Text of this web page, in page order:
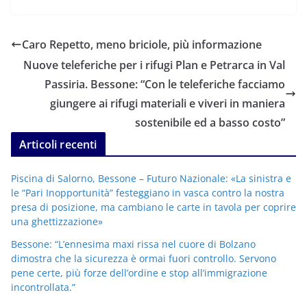
Caro Repetto, meno briciole, più informazione
Nuove teleferiche per i rifugi Plan e Petrarca in Val
Passiria. Bessone: “Con le teleferiche facciamo
giungere ai rifugi materiali e viveri in maniera
sostenibile ed a basso costo”
Articoli recenti
Piscina di Salorno, Bessone – Futuro Nazionale: «La sinistra e
le “Pari Inopportunità” festeggiano in vasca contro la nostra
presa di posizione, ma cambiano le carte in tavola per coprire
una ghettizzazione»
Bessone: “L’ennesima maxi rissa nel cuore di Bolzano
dimostra che la sicurezza è ormai fuori controllo. Servono
pene certe, più forze dell’ordine e stop all’immigrazione
incontrollata.”